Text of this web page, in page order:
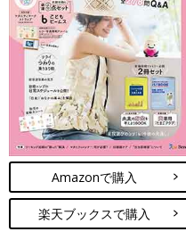
Amazonで購入
楽天ブックスで購入